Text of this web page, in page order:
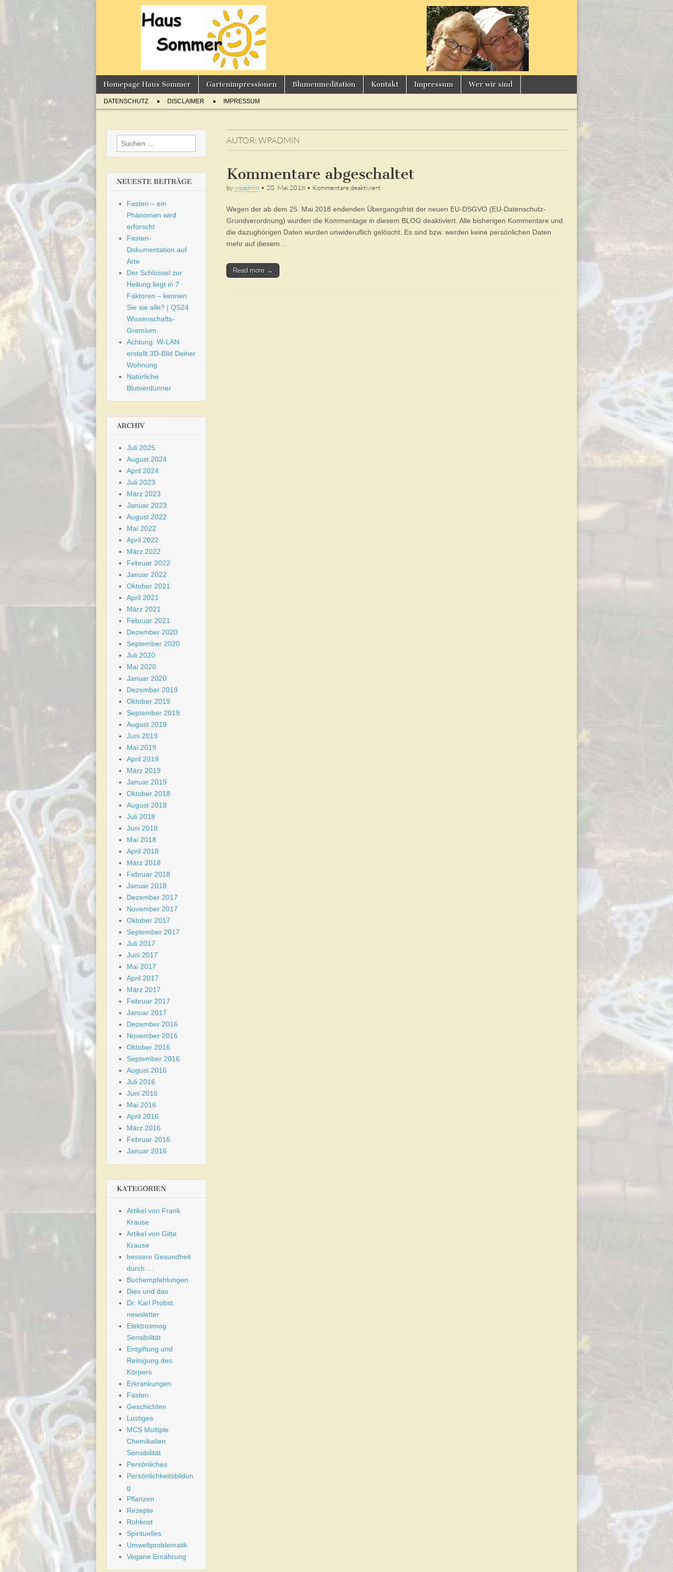
Sommer's
BLOG
Main
menu
Skip
content
Homepage Haus Sommer Gartenimpressionen Blumenmeditation Kontakt Impressum Wer wir sind
Sub
menu
DATENSCHUTZ DISCLAIMER IMPRESSUM
AUTOR:WPADMIN
Kommentare abgeschaltet
bywpadmin • 20. Mai 2018 • Kommentare deaktiviert
Wegen der ab dem 25. Mai 2018 endenden Übergangsfrist der neuen EU-DSGVO (EU-Datenschutz-
Grundverordnung) wurden die Kommentage in diesem BLOG deaktiviert. Alle bisherigen Kommentare und
die dazughörigen Daten wurden unwideruflich gelöscht. Es sind bzw. werden keine persönlichen Daten
mehr auf diesem…
Read more →
Suchen
nach:
NEUESTE BEITRÄGE
Fasten – ein
Phänomen wird
erforscht
Fasten-
Dokumentation auf
Arte
Der Schlüssel zur
Heilung liegt in 7
Faktoren – kennen
Sie sie alle? | QS24
Wissenschafts-
Gremium
Achtung: W-LAN
erstellt 3D-Bild Deiner
Wohnung
Natürliche
Blutverdünner
ARCHIV
Juli 2025
August 2024
April 2024
Juli 2023
März 2023
Januar 2023
August 2022
Mai 2022
April 2022
März 2022
Februar 2022
Januar 2022
Oktober 2021
April 2021
März 2021
Februar 2021
Dezember 2020
September 2020
Juli 2020
Mai 2020
Januar 2020
Dezember 2019
Oktober 2019
September 2019
August 2019
Juni 2019
Mai 2019
April 2019
März 2019
Januar 2019
Oktober 2018
August 2018
Juli 2018
Juni 2018
Mai 2018
April 2018
März 2018
Februar 2018
Januar 2018
Dezember 2017
November 2017
Oktober 2017
September 2017
Juli 2017
Juni 2017
Mai 2017
April 2017
März 2017
Februar 2017
Januar 2017
Dezember 2016
November 2016
Oktober 2016
September 2016
August 2016
Juli 2016
Juni 2016
Mai 2016
April 2016
März 2016
Februar 2016
Januar 2016
KATEGORIEN
Artikel von Frank
Krause
Artikel von Gitte
Krause
bessere Gesundheit
durch …
Buchempfehlungen
Dies und das
Dr. Karl Probst,
newsletter
Elektrosmog
Sensibilität
Entgiftung und
Reinigung des
Körpers
Erkrankungen
Fasten
Geschichten
Lustiges
MCS Multiple
Chemikalien
Sensibilität
Persönliches
Persönlichkeitsbildun
g
Pflanzen
Rezepte
Rohkost
Spirituelles
Umweltproblematik
Vegane Ernährung